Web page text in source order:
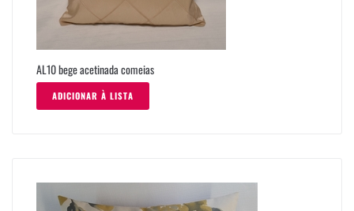
AL10 bege acetinada comeias
ADICIONAR À LISTA